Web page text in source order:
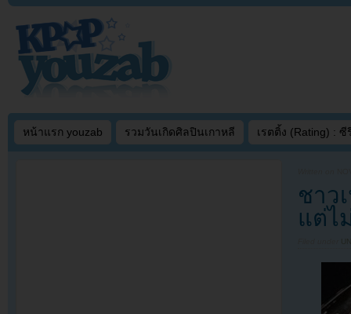
หน้าแรก youzab รวมวันเกิดศิลปินเกาหลี เรตติ้ง (Rating) : ซี
ชาว
แต่ไ